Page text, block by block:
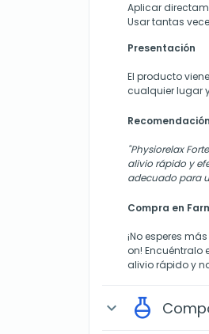
Aplicar
Usar tantas
Presentación
El producto
cualquier lugar
"Physiorelax
alivio rápido y
adecuado para
Compra en
¡No esperes
on! Encuéntralo
alivio rápido y
expand_more